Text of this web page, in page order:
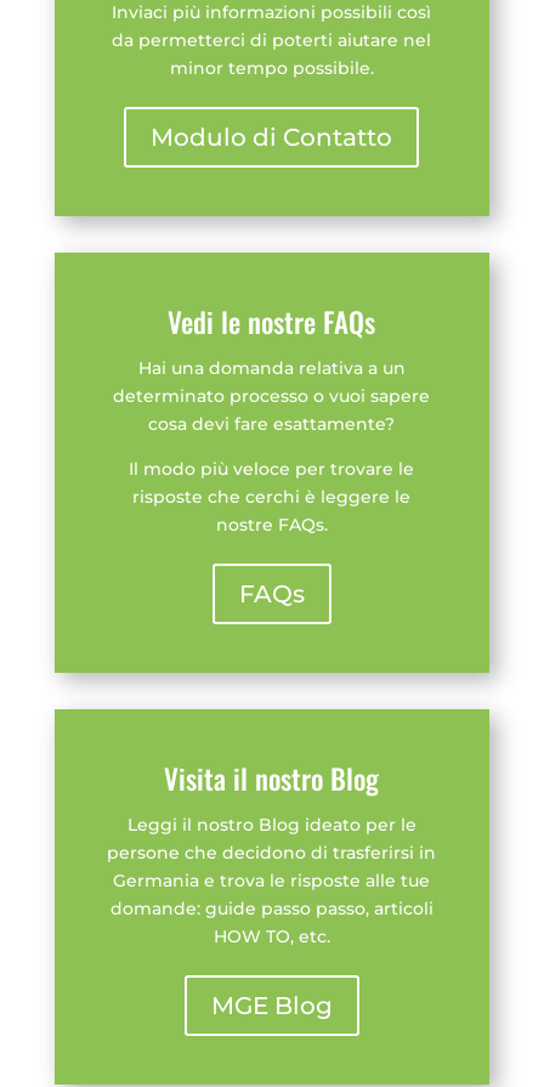
Inviaci più informazioni possibili così
da permetterci di poterti aiutare nel
minor tempo possibile.
Modulo di Contatto
Vedi le nostre FAQs
Hai una domanda relativa a un
determinato processo o vuoi sapere
cosa devi fare esattamente?
Il modo più veloce per trovare le
risposte che cerchi è leggere le
nostre FAQs.
FAQs
Visita il nostro Blog
Leggi il nostro Blog ideato per le
persone che decidono di trasferirsi in
Germania e trova le risposte alle tue
domande: guide passo passo, articoli
HOW TO, etc.
MGE Blog